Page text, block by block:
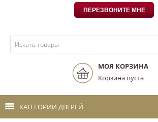
ПЕРЕЗВОНИТЕ МНЕ
МОЯ КОРЗИНА
Корзина пуста
КАТЕГОРИИ ДВЕРЕЙ